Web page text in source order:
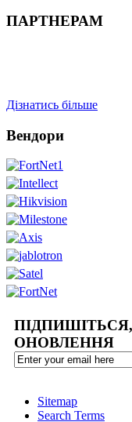
ПАРТНЕРАМ
Дізнатись більше
Вендори
ОНОВЛЕННЯ
Sitemap
Search Terms